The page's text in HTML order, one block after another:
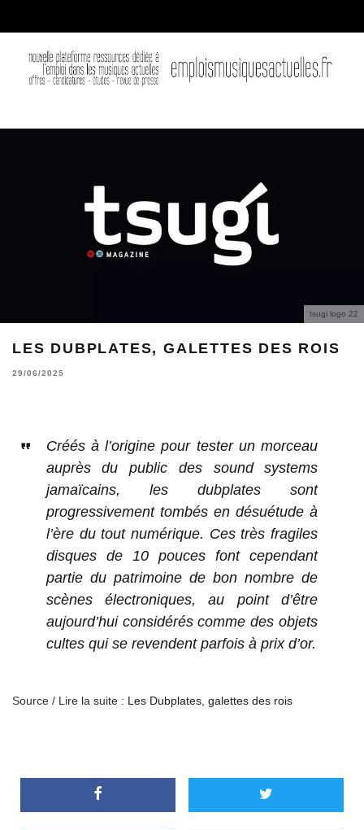
tsugi logo 22
LES DUBPLATES, GALETTES DES ROIS
29/06/2025
Créés à l’origine pour tester un morceau
auprès du public des sound systems
jamaïcains, les dubplates sont
progressivement tombés en désuétude à
l’ère du tout numérique. Ces très fragiles
disques de 10 pouces font cependant
partie du patrimoine de bon nombre de
scènes électroniques, au point d’être
aujourd’hui considérés comme des objets
cultes qui se revendent parfois à prix d’or.
Source / Lire la suite : Les Dubplates, galettes des rois